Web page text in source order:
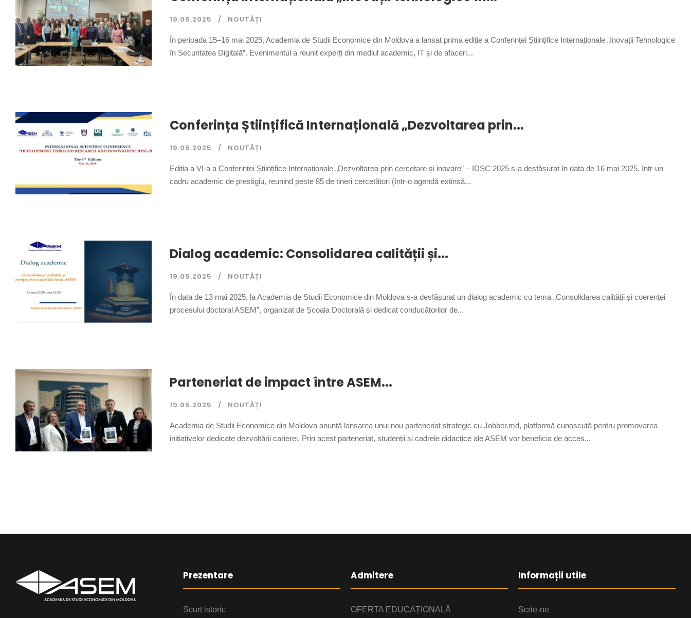
19.05.2025 NOUTĂȚI
În perioada 15–16 mai 2025, Academia de Studii Economice din Moldova a lansat prima ediție a Conferinței Științifice Internaționale „Inovații Tehnologice
în Securitatea Digitală”. Evenimentul a reunit experți din mediul academic, IT și de afaceri...
Conferința Științifică Internațională „Dezvoltarea prin...
19.05.2025 NOUTĂȚI
Ediția a VI-a a Conferinței Științifice Internaționale „Dezvoltarea prin cercetare și inovare” – IDSC 2025 s-a desfășurat în data de 16 mai 2025, într-un
cadru academic de prestigiu, reunind peste 85 de tineri cercetători (într-o agendă extinsă...
Dialog academic: Consolidarea calității și...
19.05.2025 NOUTĂȚI
În data de 13 mai 2025, la Academia de Studii Economice din Moldova s-a desfășurat un dialog academic cu tema „Consolidarea calității și coerenței
procesului doctoral ASEM”, organizat de Școala Doctorală și dedicat conducătorilor de...
Parteneriat de impact între ASEM...
19.05.2025 NOUTĂȚI
Academia de Studii Economice din Moldova anunță lansarea unui nou parteneriat strategic cu Jobber.md, platformă cunoscută pentru promovarea
inițiativelor dedicate dezvoltării carierei. Prin acest parteneriat, studenții și cadrele didactice ale ASEM vor beneficia de acces...
Prezentare
Scurt istoric
Admitere
OFERTA EDUCAȚIONALĂ
Informații utile
Scrie-ne